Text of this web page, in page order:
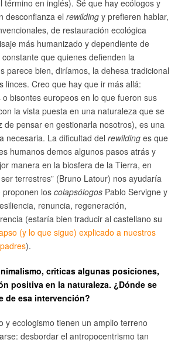
término en inglés). Sé que hay ecólogos y
desconfianza el rewilding y prefieren hablar,
de restauración ecológica
más humanizado y dependiente de
que quienes defienden la
parece bien, diríamos, la dehesa tradicional
linces. Creo que hay que ir más allá:
bisontes europeos en lo que fueron sus
la vista puesta en una naturaleza que se
de pensar en gestionarla nosotros), es una
necesaria. La dificultad del rewilding es que
humanos demos algunos pasos atrás y
manera en la biosfera de la Tierra, en
terrestres” (Bruno Latour) nos ayudaría
proponen los colapsólogos Pablo Servigne y
renuncia, regeneración,
(estaría bien traducir al castellano su
(y lo que sigue) explicado a nuestros
).
criticas algunas posiciones,
positiva en la naturaleza. ¿Dónde se
de esa intervención?
y ecologismo tienen un amplio terreno
desbordar el antropocentrismo tan